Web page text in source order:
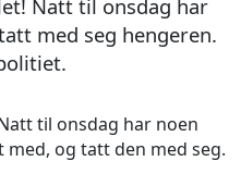
Natt til onsdag har
med seg hengeren.
til onsdag har noen
og tatt den med seg.